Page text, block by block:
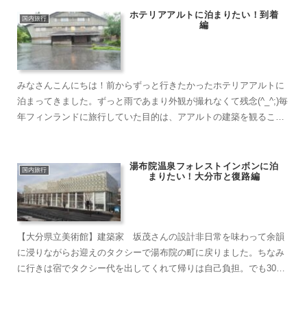
国内旅行
ホテリアアルトに泊まりたい！到着
編
みなさんこんにちは！前からずっと行きたかったホテリアアルトに
泊まってきました。ずっと雨であまり外観が撮れなくて残念(^_^;)毎
年フィンランドに旅行していた目的は、アアルトの建築を観ること
国内旅行
湯布院温泉フォレストインボンに泊
まりたい！大分市と復路編
【大分県立美術館】建築家 坂茂さんの設計非日常を味わって余韻
に浸りながらお迎えのタクシーで湯布院の町に戻りました。ちなみ
に行きは宿でタクシー代を出してくれて帰りは自己負担。でも3000